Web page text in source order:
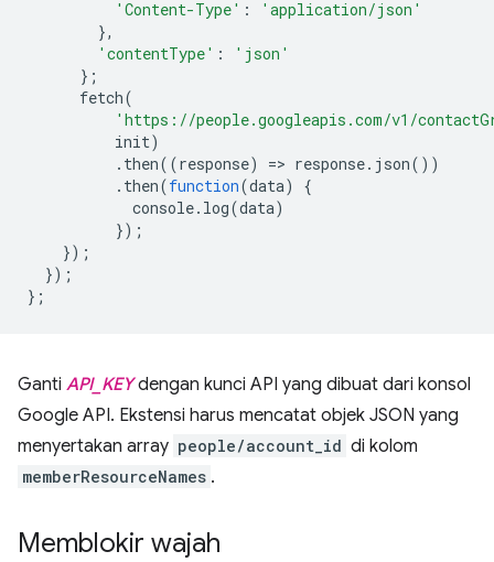
'Content-Type' :
'application/json'
},
'contentType' :
'json'
};
fetch(
'https://people.googleapis.com/v1/
init)
. then((response) => response. json())
. then(function(data)
{
console. log(data)
});
});
});
};
Ganti API_KEYdengan kunci API yang dibuat dari konsol
Google API. Ekstensi harus mencatat objek JSON yang
menyertakan array people/account_id di kolom
memberResourceNames .
Memblokir wajah